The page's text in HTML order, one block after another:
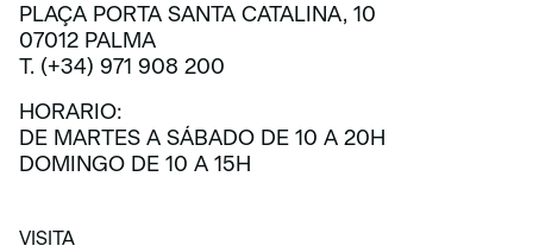
PLAÇA PORTA SANTA CATALINA, 10
07012 PALMA
T. (+34) 971 908 200
HORARIO:
DE MARTES A SÁBADO DE 10 A 20H
DOMINGO DE 10 A 15H
VISITA